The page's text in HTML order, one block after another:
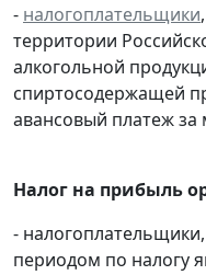
- налогоплательщики
территории
алкогольной
спиртосодержащей
авансовый платеж за
Налог на прибыль
-
периодом по налогу